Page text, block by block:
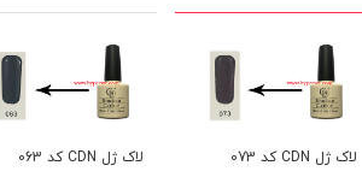
لاک ژل CDN کد 063 لاک ژل CDN کد 062